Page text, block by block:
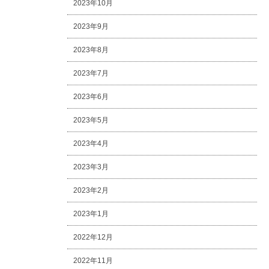
2023年10月
2023年9月
2023年8月
2023年7月
2023年6月
2023年5月
2023年4月
2023年3月
2023年2月
2023年1月
2022年12月
2022年11月